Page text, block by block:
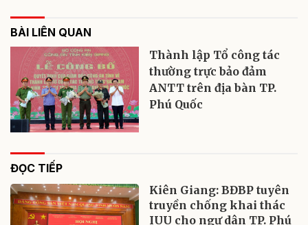
BÀI LIÊN QUAN
Thành lập Tổ công tác
thường trực bảo đảm
ANTT trên địa bàn TP.
Phú Quốc
ĐỌC TIẾP
Kiên Giang: BĐBP tuyên
truyền chống khai thác
IUU cho ngư dân TP. Phú